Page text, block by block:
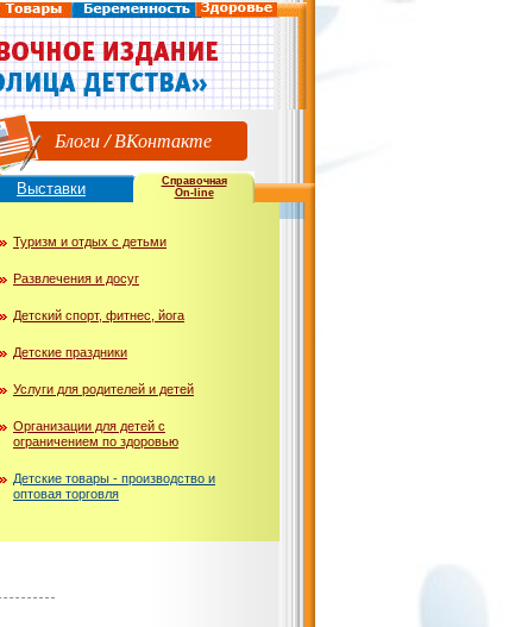
Блоги/ВКонтакте
Туризм и отдых с детьми
Развлечения и досуг
Детский спорт, фитнес, йога
Детские праздники
Услуги для родителей и детей
Организации для детей с
ограничением по здоровью
Детские товары - производство и
оптовая торговля
Справочная
On-line
Выставки